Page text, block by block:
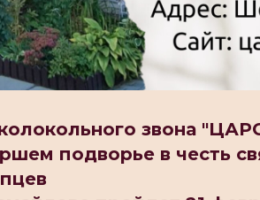
звона
подворье в честь